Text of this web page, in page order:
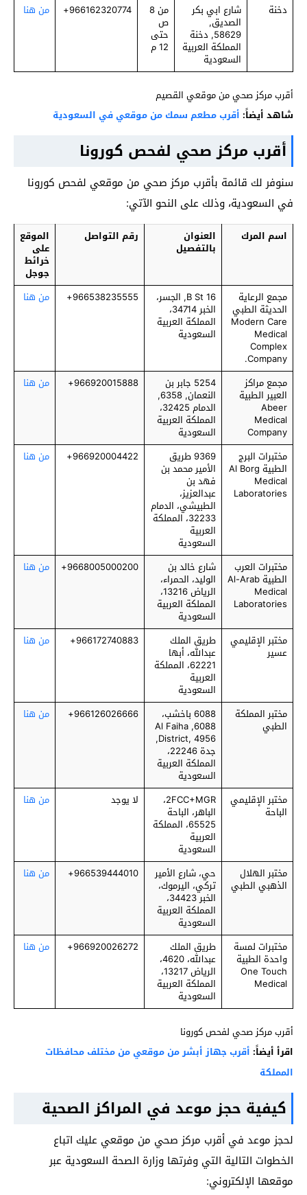
دخنة شارع ابي بكر
الصديق,
58629, دخنة
المملكة العربية
السعودية
من 8
ص
حتى
12 م
966162320774+ من هنا
أقرب مركز صحي من موقعي القصيم
شاهد أيضاً: أقرب مطعم سمك من موقعي في السعودية
أقرب مركز صحي لفحص كورونا
سنوفر لك قائمة بأقرب مركز صحي من موقعي لفحص كورونا
في السعودية، وذلك على النحو الآتي:
اسم المرك العنوان
بالتفصيل
رقم التواصل الموقع
على
خرائط
جوجل
مجمع الرعاية
الحديثة الطبي
Modern Care
Medical
Complex
Company.
16 B St, الجسر،
الخبر 34714،
المملكة العربية
السعودية
966538235555+ من هنا
مجمع مراكز
العبير الطبية
Abeer
Medical
Company
5254 جابر بن
النعمان, 6358,
الدمام 32425،
المملكة العربية
السعودية
966920015888+ من هنا
مختبرات البرج
الطبية Al Borg
Medical
Laboratories
9369 طريق
الأمير محمد بن
فهد بن
عبدالعزيز،
الطبيشي، الدمام
32233، المملكة
العربية
السعودية
966920004422+ من هنا
مختبرات العرب
الطبية Al-Arab
Medical
Laboratories
شارع خالد بن
الوليد، الحمراء،
الرياض 13216،
المملكة العربية
السعودية
9668005000200+ من هنا
مختبر الإقليمي
عسير
طريق الملك
عبدالله، أبها
62221، المملكة
العربية
السعودية
966172740883+ من هنا
مختبر المملكة
الطبي
6088 باخشب،
6088, Al Faiha
District, 4956,
جدة 22246،
المملكة العربية
السعودية
966126026666+ من هنا
مختبر الإقليمي
الباحة
2FCC+MGR،
الباهر، الباحة
65525، المملكة
العربية
السعودية
لا يوجد من هنا
مختبر الهلال
الذهبي الطبي
حي، شارع الأمير
تركي، اليرموك،
الخبر 34423،
المملكة العربية
السعودية
966539444010+ من هنا
مختبرات لمسة
واحدة الطبية
One Touch
Medical
طريق الملك
عبدالله، 4620،
الرياض 13217،
المملكة العربية
السعودية
966920026272+ من هنا
أقرب مركز صحي لفحص كورونا
اقرأ أيضاً: أقرب جهاز أبشر من موقعي من مختلف محافظات
المملكة
كيفية حجز موعد في المراكز الصحية
لحجز موعد في أقرب مركز صحي من موقعي عليك اتباع
الخطوات التالية التي وفرتها وزارة الصحة السعودية عبر
موقعها الإلكتروني: